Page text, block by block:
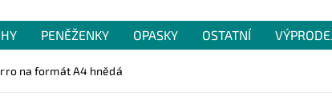
PENĚŽENKY OPASKY OSTATNÍ
na formát A4 hnědá